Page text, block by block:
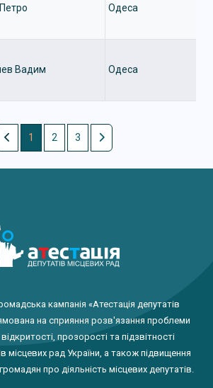
Одеса
Вадим Одеса
1 2 3
кампанія «Атестація депутатів
на сприяння розв'язання проблеми
прозорості та підзвітності
місцевих рад України, а також підвищення
про діяльність місцевих депутатів.